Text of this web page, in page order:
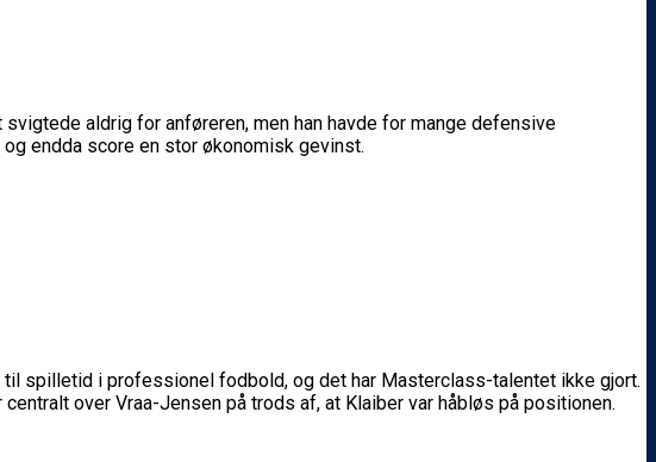
aldrig for anføreren, men han havde for mange defensive
endda score en stor økonomisk gevinst.
spilletid i professionel fodbold, og det har Masterclass-talentet ikke gjort.
over Vraa-Jensen på trods af, at Klaiber var håbløs på positionen.